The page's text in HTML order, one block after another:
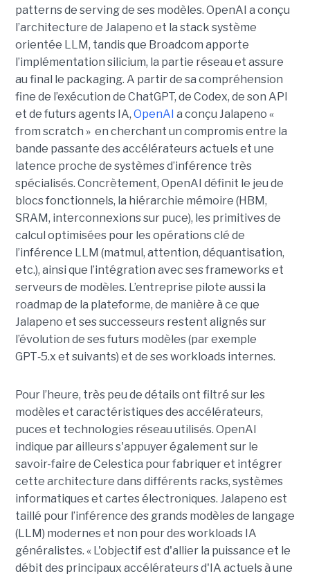
patterns de serving de ses modèles. OpenAI a conçu
l’architecture de Jalapeno et la stack système
orientée LLM, tandis que Broadcom apporte
l’implémentation silicium, la partie réseau et assure
au final le packaging. A partir de sa compréhension
fine de l’exécution de ChatGPT, de Codex, de son API
et de futurs agents IA, OpenAI a conçu Jalapeno «
from scratch » en cherchant un compromis entre la
bande passante des accélérateurs actuels et une
latence proche de systèmes d’inférence très
spécialisés. Concrètement, OpenAI définit le jeu de
blocs fonctionnels, la hiérarchie mémoire (HBM,
SRAM, interconnexions sur puce), les primitives de
calcul optimisées pour les opérations clé de
l’inférence LLM (matmul, attention, déquantisation,
etc.), ainsi que l’intégration avec ses frameworks et
serveurs de modèles. L’entreprise pilote aussi la
roadmap de la plateforme, de manière à ce que
Jalapeno et ses successeurs restent alignés sur
l’évolution de ses futurs modèles (par exemple
GPT‑5.x et suivants) et de ses workloads internes.
Pour l’heure, très peu de détails ont filtré sur les
modèles et caractéristiques des accélérateurs,
puces et technologies réseau utilisés. OpenAI
indique par ailleurs s'appuyer également sur le
savoir-faire de Celestica pour fabriquer et intégrer
cette architecture dans différents racks, systèmes
informatiques et cartes électroniques. Jalapeno est
taillé pour l’inférence des grands modèles de langage
(LLM) modernes et non pour des workloads IA
généralistes. « L'objectif est d'allier la puissance et le
débit des principaux accélérateurs d'IA actuels à une